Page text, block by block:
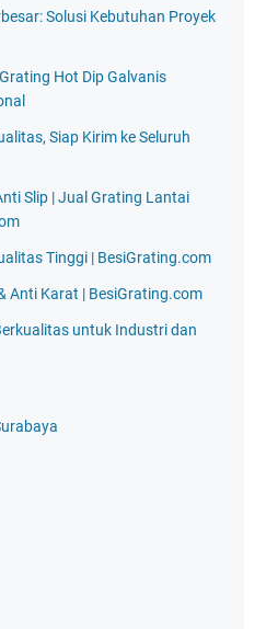
Solusi Kebutuhan Proyek
Hot Dip Galvanis
Siap Kirim ke Seluruh
Slip | Jual Grating Lantai
Tinggi | BesiGrating.com
Anti Karat | BesiGrating.com
untuk Industri dan